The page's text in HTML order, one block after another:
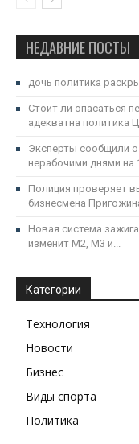
НЕДАВНИЕ ПОСТЫ
дочь политика
Стоит ли опасаться
адекватна политика
Эксперты сообщили
нерабочими днями на
Полиция проверяет
бизнесмена
Новая система
изменит M2, M3 и...
Категории
Технология
Новости
Бизнес
Виды спорта
Политика